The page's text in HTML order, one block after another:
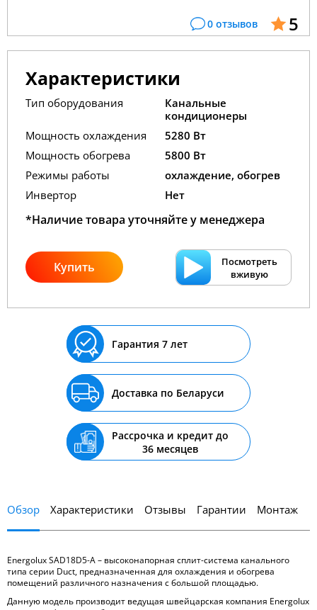
0 отзывов 5
Характеристики
Тип оборудования
Канальные
кондиционеры
Мощность охлаждения
5280 Вт
Мощность обогрева
5800 Вт
Режимы работы
охлаждение, обогрев
Инвертор
Нет
*Наличие товара уточняйте у менеджера
Купить
Посмотреть
вживую
Гарантия 7 лет
Доставка по Беларуси
Рассрочка и кредит до
36 месяцев
Обзор Характеристики Отзывы Гарантии Монтаж
Energolux SAD18D5-A – высоконапорная сплит-система канального
типа серии Duct, предназначенная для охлаждения и обогрева
помещений различного назначения с большой площадью.
Данную модель производит ведущая швейцарская компания Energolux